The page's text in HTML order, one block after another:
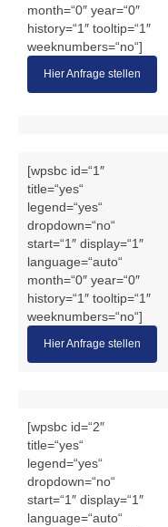
month=“0″ year=“0″
history=“1″ tooltip=“1″
weeknumbers=“no“]
Hier Anfrage stellen
[wpsbc id=“1″
title=“yes“
legend=“yes“
dropdown=“no“
start=“1″ display=“1″
language=“auto“
month=“0″ year=“0″
history=“1″ tooltip=“1″
weeknumbers=“no“]
Hier Anfrage stellen
[wpsbc id=“2″
title=“yes“
legend=“yes“
dropdown=“no“
start=“1″ display=“1″
language=“auto“